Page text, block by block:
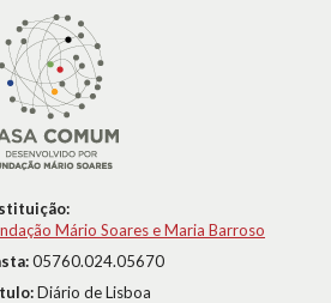
Mário Soares e Maria Barroso
05760.024.05670
Diário de Lisboa